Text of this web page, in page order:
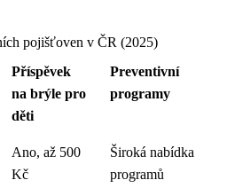
pojišťoven v ČR (2025)
Příspěvek
na brýle pro
děti
Preventivní
programy
Ano, až 500
Kč
Široká nabídka
programů